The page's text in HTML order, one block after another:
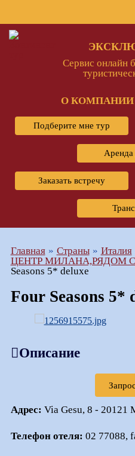
Сервис онлайн
О КОМПАНИИ
Подберите мне тур
Аренда
Заказать встречу
Главная Страны Италия
ЦЕНТР МИЛАНА,РЯДОМ
Seasons 5* deluxe
Four Seasons 5*
Описание
Адрес: Via Gesu, 8 - 20121
Телефон отеля: 02 77088,